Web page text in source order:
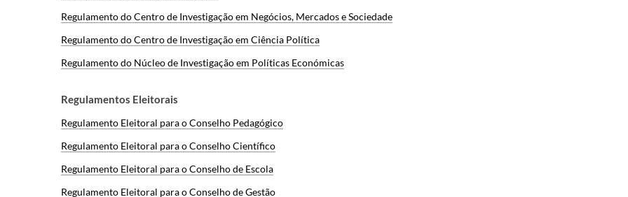
Regulamento do Centro de Investigação em Negócios, Mercados e Sociedade
Regulamento do Centro de Investigação em Ciência Política
Regulamento do Núcleo de Investigação em Políticas Económicas
Regulamentos Eleitorais
Regulamento Eleitoral para o Conselho Pedagógico
Regulamento Eleitoral para o Conselho Científico
Regulamento Eleitoral para o Conselho de Escola
Regulamento Eleitoral para o Conselho de Gestão